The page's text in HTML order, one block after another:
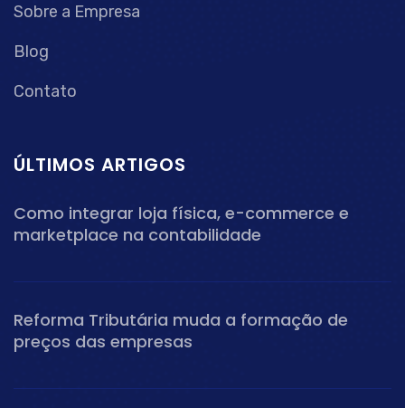
Sobre a Empresa
Blog
Contato
ÚLTIMOS ARTIGOS
Como integrar loja física, e-commerce e
marketplace na contabilidade
Reforma Tributária muda a formação de
preços das empresas